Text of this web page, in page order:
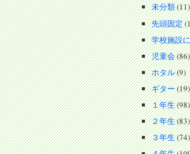
未分類(11)
先頭固定
学校施設
児童会(86)
ホタル(9)
ギター(19)
１年生(98)
２年生(83)
３年生(74)